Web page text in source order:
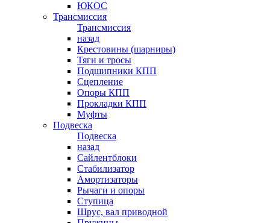
ЮКОС
Трансмиссия
Трансмиссия
назад
Крестовины (шарниры)
Тяги и тросы
Подшипники КПП
Сцепление
Опоры КПП
Прокладки КПП
Муфты
Подвеска
Подвеска
назад
Сайлентблоки
Стабилизатор
Амортизаторы
Рычаги и опоры
Ступица
Шрус, вал приводной